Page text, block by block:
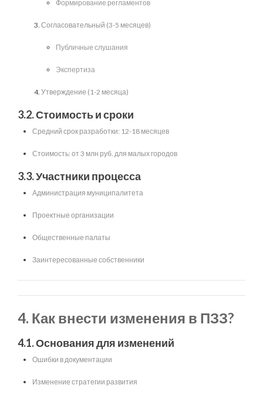
Формирование регламентов
Согласовательный (3-5 месяцев)
Публичные слушания
Экспертиза
Утверждение (1-2 месяца)
3.2. Стоимость и сроки
Средний срок разработки: 12-18 месяцев
Стоимость: от 3 млн руб. для малых городов
3.3. Участники процесса
Администрация муниципалитета
Проектные организации
Общественные палаты
Заинтересованные собственники
4. Как внести изменения в ПЗЗ?
4.1. Основания для изменений
Ошибки в документации
Изменение стратегии развития